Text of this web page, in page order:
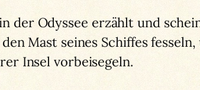
der Odyssee erzählt und
Mast seines Schiffes
Insel vorbeisegeln.